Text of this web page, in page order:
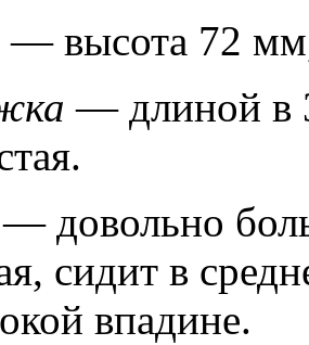
— высота 72
— длиной в
— довольно
сидит в
впадине.